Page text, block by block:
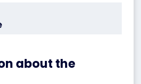
about the